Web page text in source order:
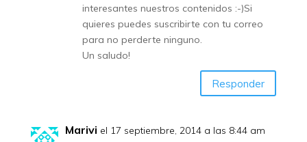
interesantes nuestros contenidos :-)Si
quieres puedes suscribirte con tu correo
para no perderte ninguno.
Un saludo!
Responder
Marivi el 17 septiembre, 2014 a las 8:44 am